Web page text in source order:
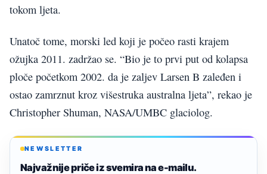
tokom ljeta.
Unatoč tome, morski led koji je počeo rasti krajem
ožujka 2011. zadržao se. “Bio je to prvi put od kolapsa
ploče početkom 2002. da je zaljev Larsen B zaleđen i
ostao zamrznut kroz višestruka australna ljeta”, rekao je
Christopher Shuman, NASA/UMBC glaciolog.
NEWSLETTER
Najvažnije priče iz svemira na e-mailu.